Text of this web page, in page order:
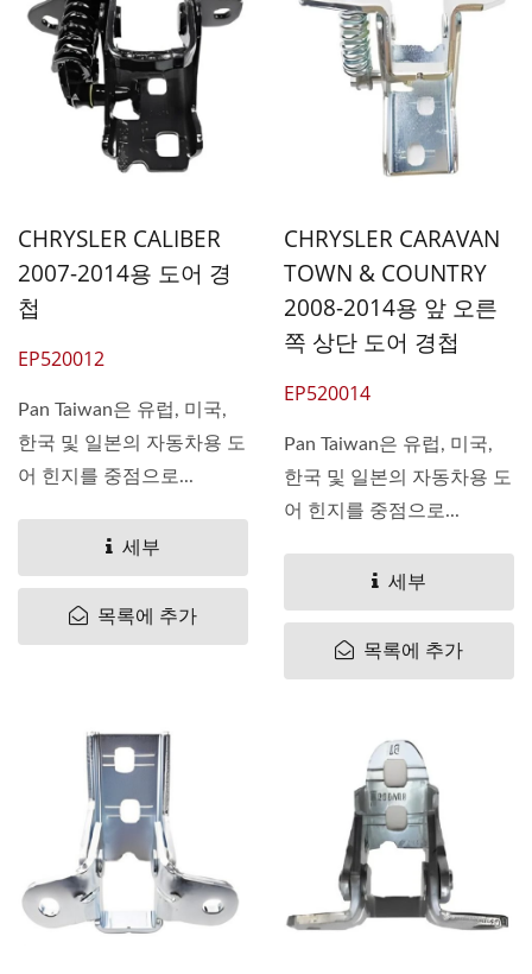
CHRYSLER CALIBER
2007-2014용 도어 경
첩
EP520012
Pan Taiwan은 유럽, 미국,
한국 및 일본의 자동차용 도
어 힌지를 중점으로...
세부
목록에 추가
CHRYSLER CARAVAN
TOWN & COUNTRY
2008-2014용 앞 오른
쪽 상단 도어 경첩
EP520014
Pan Taiwan은 유럽, 미국,
한국 및 일본의 자동차용 도
어 힌지를 중점으로...
세부
목록에 추가